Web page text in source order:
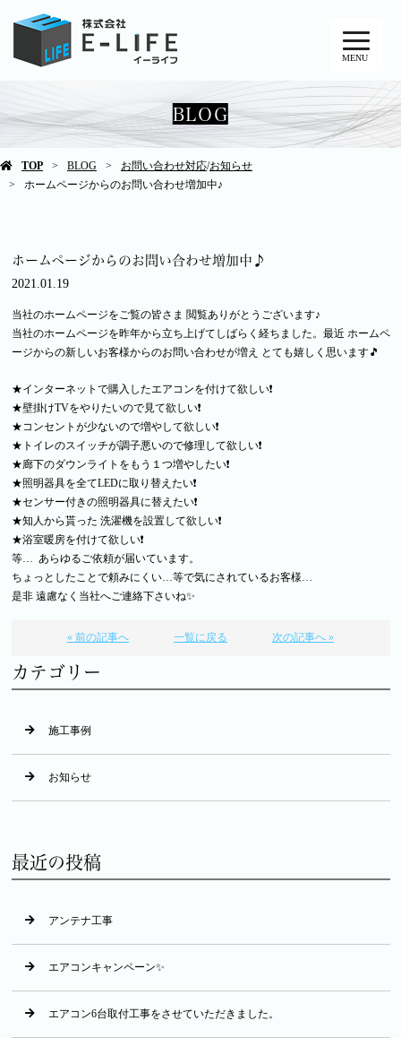
MENU
BLOG
TOP BLOG お問い合わせ対応/お知らせ
ホームページからのお問い合わせ増加中♪
ホームページからのお問い合わせ増加中♪
2021.01.19
当社のホームページをご覧の皆さま 閲覧ありがとうございます♪
当社のホームページを昨年から立ち上げてしばらく経ちました。最近 ホームペ
ージからの新しいお客様からのお問い合わせが増え とても嬉しく思います🎵
★インターネットで購入したエアコンを付けて欲しい❗
★壁掛けTVをやりたいので見て欲しい❗
★コンセントが少ないので増やして欲しい❗
★トイレのスイッチが調子悪いので修理して欲しい❗
★廊下のダウンライトをもう１つ増やしたい❗
★照明器具を全てLEDに取り替えたい❗
★センサー付きの照明器具に替えたい❗
★知人から貰った 洗濯機を設置して欲しい❗
★浴室暖房を付けて欲しい❗
等… あらゆるご依頼が届いています。
ちょっとしたことで頼みにくい…等で気にされているお客様…
是非 遠慮なく当社へご連絡下さいね✨
« 前の記事へ 一覧に戻る 次の記事へ »
カテゴリー
施工事例
お知らせ
最近の投稿
アンテナ工事
エアコンキャンペーン✨
エアコン6台取付工事をさせていただきました。